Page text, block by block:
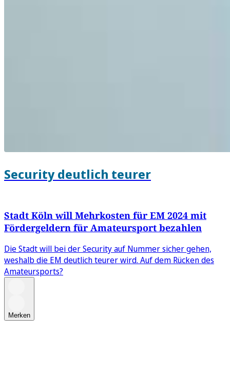
Security deutlich teurer
Stadt Köln will Mehrkosten für EM 2024 mit
Fördergeldern für Amateursport bezahlen
Die Stadt will bei der Security auf Nummer sicher gehen,
weshalb die EM deutlich teurer wird. Auf dem Rücken des
Amateursports?
Merken